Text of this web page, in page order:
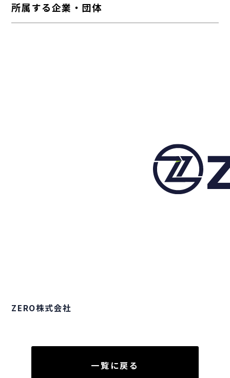
所属する企業・団体
ZERO株式会社
一覧に戻る